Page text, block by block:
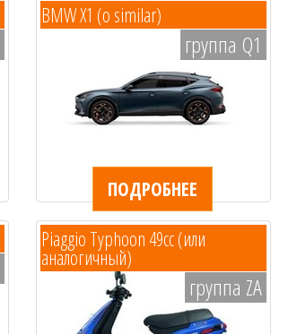
BMW X1 (o similar)
группа Q1
ПОДРОБНЕЕ
Piaggio Typhoon 49cc (или
аналогичный)
группа ZA